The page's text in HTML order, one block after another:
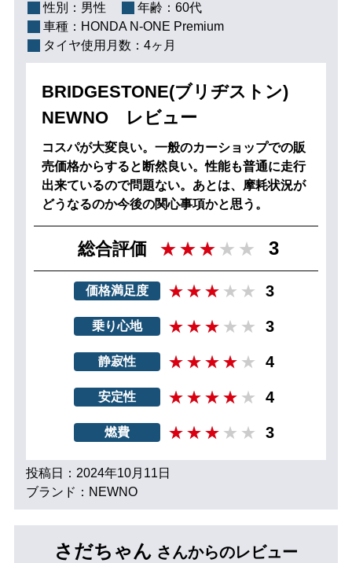
性別： 男性 年齢： 60代
車種： HONDA N-ONE Premium
タイヤ使用月数： 4ヶ月
BRIDGESTONE(ブリヂストン)
NEWNO レビュー
コスパが大変良い。一般のカーショップでの販
売価格からすると断然良い。性能も普通に走行
出来ているので問題ない。あとは、摩耗状況が
どうなるのか今後の関心事項かと思う。
総合評価 3
価格満足度 3
乗り心地 3
静寂性 4
安定性 4
燃費 3
投稿日：2024年10月11日
ブランド：NEWNO
さだちゃん さんからのレビュー